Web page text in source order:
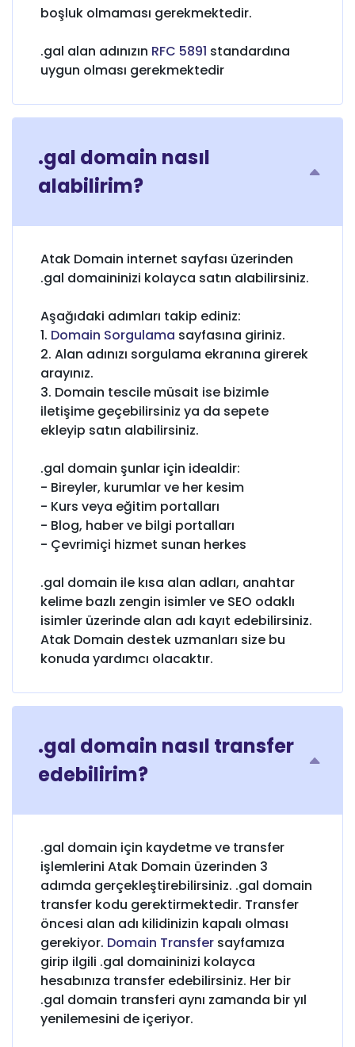
boşluk olmaması gerekmektedir.
.gal alan adınızın RFC 5891 standardına
uygun olması gerekmektedir
.gal domain nasıl
alabilirim?
Atak Domain internet sayfası üzerinden
.gal domaininizi kolayca satın alabilirsiniz.
Aşağıdaki adımları takip ediniz:
1. Domain Sorgulama sayfasına giriniz.
2. Alan adınızı sorgulama ekranına girerek
arayınız.
3. Domain tescile müsait ise bizimle
iletişime geçebilirsiniz ya da sepete
ekleyip satın alabilirsiniz.
.gal domain şunlar için idealdir:
- Bireyler, kurumlar ve her kesim
- Kurs veya eğitim portalları
- Blog, haber ve bilgi portalları
- Çevrimiçi hizmet sunan herkes
.gal domain ile kısa alan adları, anahtar
kelime bazlı zengin isimler ve SEO odaklı
isimler üzerinde alan adı kayıt edebilirsiniz.
Atak Domain destek uzmanları size bu
konuda yardımcı olacaktır.
.gal domain nasıl transfer
edebilirim?
.gal domain için kaydetme ve transfer
işlemlerini Atak Domain üzerinden 3
adımda gerçekleştirebilirsiniz. .gal domain
transfer kodu gerektirmektedir. Transfer
öncesi alan adı kilidinizin kapalı olması
gerekiyor. Domain Transfer sayfamıza
girip ilgili .gal domaininizi kolayca
hesabınıza transfer edebilirsiniz. Her bir
.gal domain transferi aynı zamanda bir yıl
yenilemesini de içeriyor.